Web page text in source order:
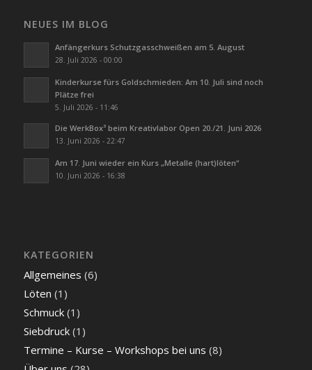
NEUES IM BLOG
Anfängerkurs Schutzgasschweißen am 5. August
28. Juli 2026 - 00:00
Kinderkurse fürs Goldschmieden: Am 10. Juli sind noch
Plätze frei
5. Juli 2026 - 11:46
Die WerkBox³ beim Kreativlabor Open 20./21. Juni 2026
13. Juni 2026 - 22:47
Am 17. Juni wieder ein Kurs „Metalle (hart)löten“
10. Juni 2026 - 16:38
KATEGORIEN
Allgemeines (6)
Löten (1)
Schmuck(1)
Siebdruck(1)
Termine – Kurse – Workshops bei uns (8)